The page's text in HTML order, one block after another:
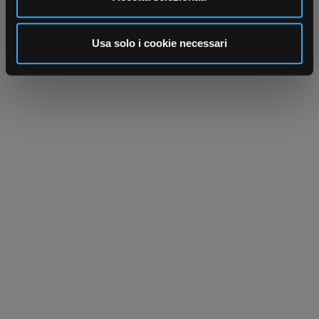
analizzare il nostro traffico. Condividiamo inoltre
informazioni sul modo in cui utilizza il nostro sito con i
nostri partner che si occupano di analisi dei dati web,
pubblicità e social media, i quali potrebbero combinarle
Usa solo i cookie necessari